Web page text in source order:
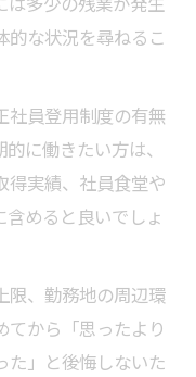
的な状況を尋ねるこ
社員登用制度の有無
に働きたい方は、
得実績、社員食堂や
めると良いでしょ
限、勤務地の周辺環
から「思ったより
た」と後悔しないた